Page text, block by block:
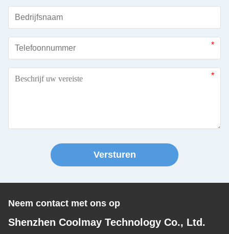
Versturen
Neem contact met ons op
Shenzhen Coolmay Technology Co., Ltd.